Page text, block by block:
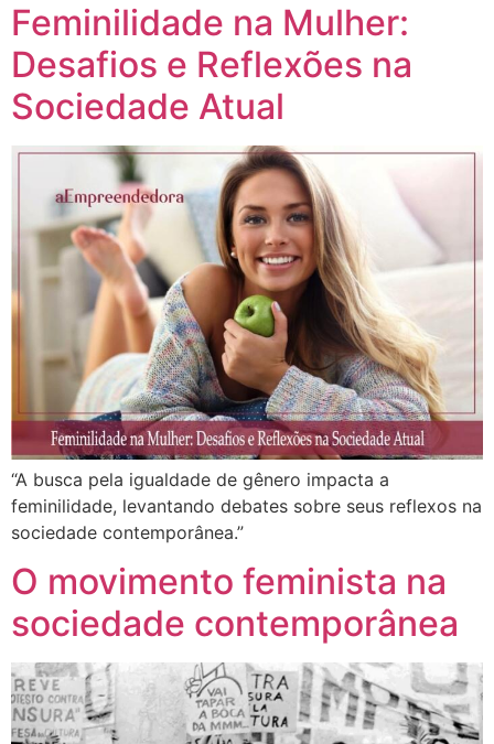
Feminilidade na Mulher:
Desafios e Reflexões na
Sociedade Atual
“A busca pela igualdade de gênero impacta a
feminilidade, levantando debates sobre seus reflexos na
sociedade contemporânea.”
O movimento feminista na
sociedade contemporânea